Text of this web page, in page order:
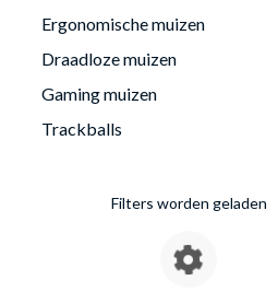
Ergonomische muizen
Draadloze muizen
Gaming muizen
Trackballs
Filters worden geladen